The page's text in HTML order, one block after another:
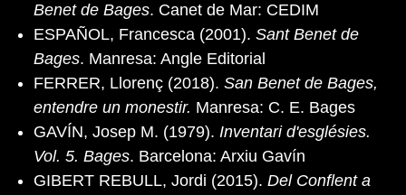
Benet de Bages. Canet de Mar: CEDIM
ESPAÑOL, Francesca (2001). Sant Benet de
Bages. Manresa: Angle Editorial
FERRER, Llorenç (2018). San Benet de Bages,
entendre un monestir. Manresa: C. E. Bages
GAVÍN, Josep M. (1979). Inventari d'esglésies.
Vol. 5. Bages. Barcelona: Arxiu Gavín
GIBERT REBULL, Jordi (2015). Del Conflent a